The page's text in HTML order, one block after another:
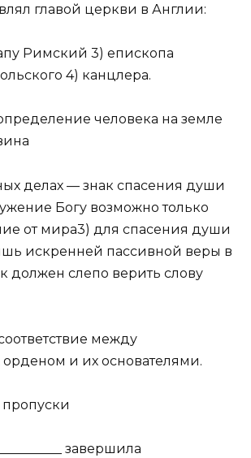
главой церкви в Англии:
Римский 3) епископа
4) канцлера.
человека на земле
делах — знак спасения души
Богу возможно только
от мира3) для спасения души
искренней пассивной веры в
должен слепо верить слову
между
и их основателями.
пропуски
завершила